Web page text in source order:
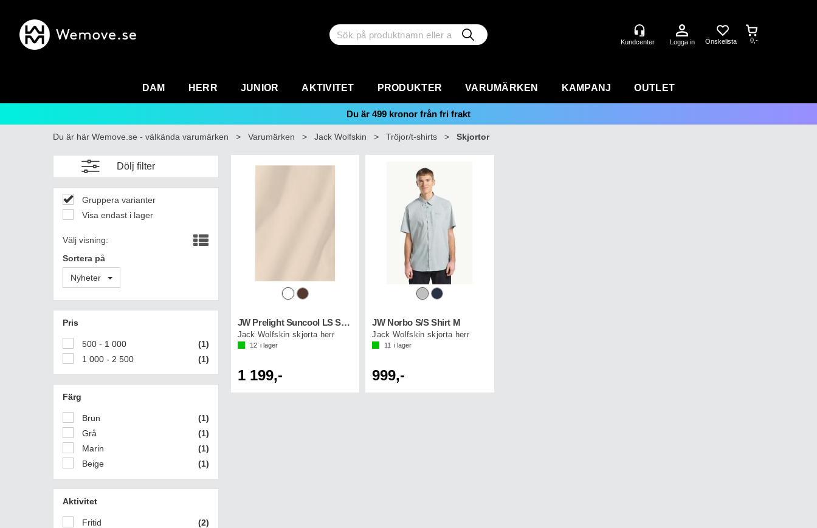
Logga in 0,-
DAM HERR JUNIOR AKTIVITET PRODUKTER VARUMÄRKEN KAMPANJ OUTLET
Du är 499 kronor från fri frakt
Du är här Wemove.se - välkända varumärken > Varumärken > Jack Wolfskin > Tröjor/t-shirts > Skjortor
Dölj filter
Gruppera varianter
Visa endast i lager
Välj visning:
Sortera på
Nyheter
Pris
500 - 1 000
(1)
1 000 - 2 500
(1)
Färg
Brun
(1)
Grå
(1)
Marin
(1)
Beige
(1)
Aktivitet
Fritid
(2)
JW Prelight Suncool LS Shirt M
Jack Wolfskin skjorta herr
12 i lager
1 199,-
JW Norbo S/S Shirt M
Jack Wolfskin skjorta herr
11 i lager
999,-